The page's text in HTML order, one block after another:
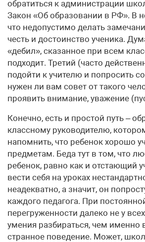
обратиться к администрации
Закон «Об образовании в РФ». В
что недопустимо делать
честь и достоинство ученика.
«дебил», сказанное при всем
подходит. Третий (часто
подойти к учителю и попросить
нужен ли вам совет от такого
проявить внимание, уважение
Конечно, есть и простой путь –
классному руководителю,
напомнить, что ребенок хорошо
предметам. Беда тут в том, что
ребенок, равно как и отстающий
вести себя на уроках
неадекватно, а значит, он
каждого педагога. При
перегруженности далеко не у
умения разбираться, чем именно
странное поведение. Может,